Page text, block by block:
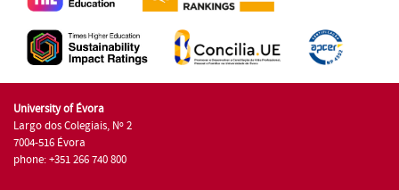
University of Évora
Largo dos Colegiais, Nº 2
7004-516 Évora
phone: +351 266 740 800